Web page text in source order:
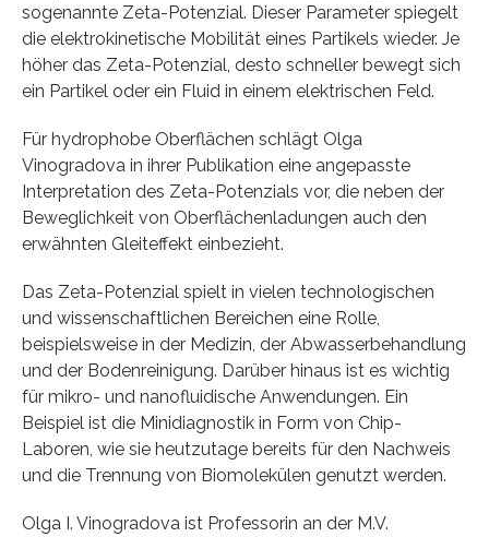
sogenannte Zeta-Potenzial. Dieser Parameter spiegelt
die elektrokinetische Mobilität eines Partikels wieder. Je
höher das Zeta-Potenzial, desto schneller bewegt sich
ein Partikel oder ein Fluid in einem elektrischen Feld.
Für hydrophobe Oberflächen schlägt Olga
Vinogradova in ihrer Publikation eine angepasste
Interpretation des Zeta-Potenzials vor, die neben der
Beweglichkeit von Oberflächenladungen auch den
erwähnten Gleiteffekt einbezieht.
Das Zeta-Potenzial spielt in vielen technologischen
und wissenschaftlichen Bereichen eine Rolle,
beispielsweise in der Medizin, der Abwasserbehandlung
und der Bodenreinigung. Darüber hinaus ist es wichtig
für mikro- und nanofluidische Anwendungen. Ein
Beispiel ist die Minidiagnostik in Form von Chip-
Laboren, wie sie heutzutage bereits für den Nachweis
und die Trennung von Biomolekülen genutzt werden.
Olga I. Vinogradova ist Professorin an der M.V.